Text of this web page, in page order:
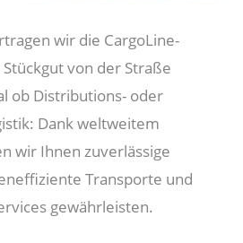
wir die CargoLine-
von der Straße
ob Distributions- oder
Dank weltweitem
wir Ihnen zuverlässige
Transporte und
gewährleisten.